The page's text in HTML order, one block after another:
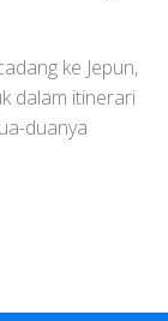
ke Jepun,
dalam itinerari
duanya